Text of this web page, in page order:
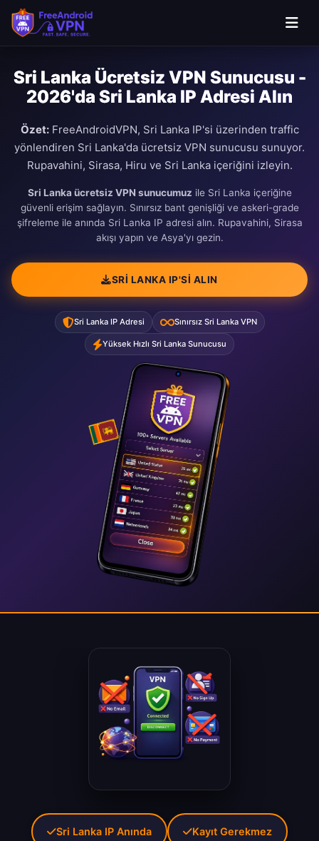
Sri Lanka Ücretsiz VPN Sunucusu -
2026'da Sri Lanka IP Adresi Alın
Özet:FreeAndroidVPN, Sri Lanka IP'si üzerinden traffic
yönlendiren Sri Lanka'da ücretsiz VPN sunucusu sunuyor.
Rupavahini, Sirasa, Hiru ve Sri Lanka içeriğini izleyin.
Sri Lanka ücretsiz VPN sunucumuz ile Sri Lanka içeriğine
güvenli erişim sağlayın. Sınırsız bant genişliği ve askeri-grade
şifreleme ile anında Sri Lanka IP adresi alın. Rupavahini, Sirasa
akışı yapın ve Asya'yı gezin.
SRI LANKA IP'SI ALIN
Sri Lanka IP Adresi Sınırsız Sri Lanka VPN
Yüksek Hızlı Sri Lanka Sunucusu
Sri Lanka IP Anında Kayıt Gerekmez